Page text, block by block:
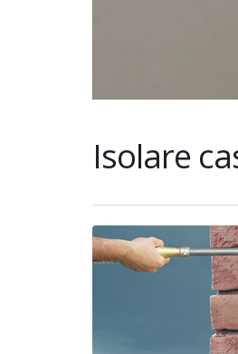
Isolare